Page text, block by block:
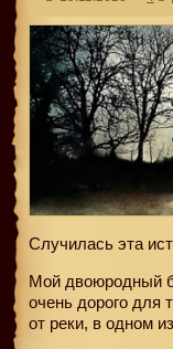
Cлучилась эта
Мой двоюродный
очень дорого для
от реки, в одном